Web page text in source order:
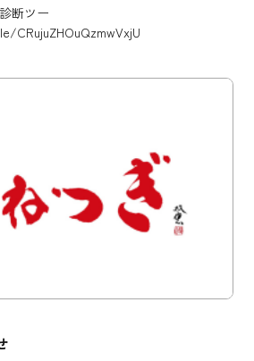
断ツー
CRujuZHOuQzmwVxjU